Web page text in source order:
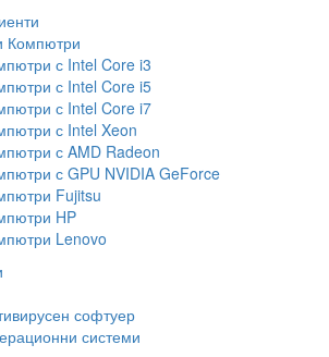
Компютри
с Intel Core i3
с Intel Core i5
с Intel Core i7
с Intel Xeon
с AMD Radeon
с GPU NVIDIA GeForce
Fujitsu
HP
Lenovo
софтуер
системи